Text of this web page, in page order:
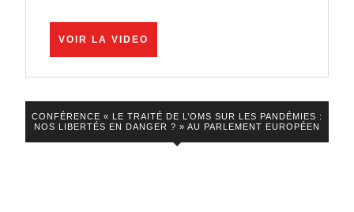
on
vers
des
restrictions
sans
fin
VOIR LA VIDEO
CONFÉRENCE « LE TRAITÉ DE L’OMS SUR LES PANDÉMIES :
NOS LIBERTÉS EN DANGER ? » AU PARLEMENT EUROPÉEN